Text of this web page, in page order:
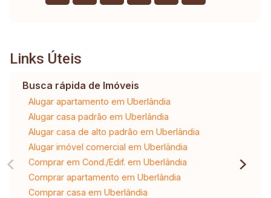
Links Úteis
Busca rápida de Imóveis
Alugar apartamento em Uberlândia
Alugar casa padrão em Uberlândia
Alugar casa de alto padrão em Uberlândia
Alugar imóvel comercial em Uberlândia
Comprar em Cond./Edif. em Uberlândia
Comprar apartamento em Uberlândia
Comprar casa em Uberlândia